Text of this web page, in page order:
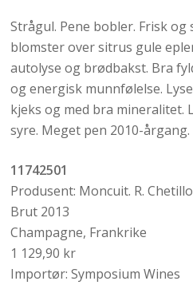
Strågul. Pene bobler. Frisk
blomster over sitrus gule
autolyse og brødbakst. Bra
og energisk munnfølelse.
kjeks og med bra mineralitet.
syre. Meget pen 2010-årgang.
11742501
Produsent: Moncuit. R.
Brut 2013
Champagne, Frankrike
1 129,90 kr
Importør: Symposium Wines